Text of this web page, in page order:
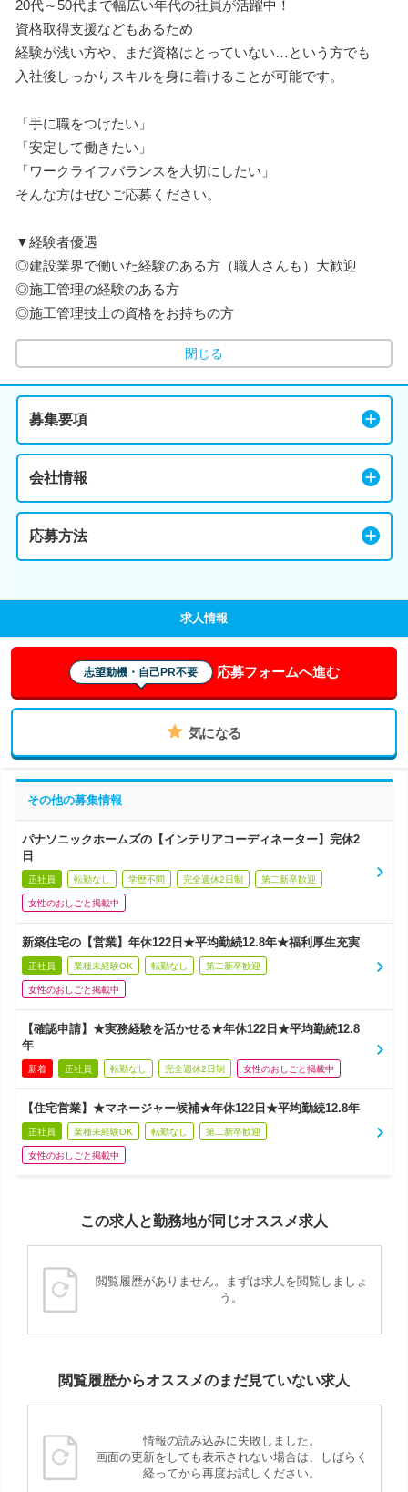
20代～50代まで幅広い年代の社員が活躍中！
資格取得支援などもあるため
経験が浅い方や、まだ資格はとっていない…という方でも
入社後しっかりスキルを身に着けることが可能です。
「手に職をつけたい」
「安定して働きたい」
「ワークライフバランスを大切にしたい」
そんな方はぜひご応募ください。
▼経験者優遇
◎建設業界で働いた経験のある方（職人さんも）大歓迎
◎施工管理の経験のある方
◎施工管理技士の資格をお持ちの方
閉じる
募集要項
会社情報
応募方法
求人情報
志望動機・自己PR不要 応募フォームへ進む
気になる
その他の募集情報
パナソニックホームズの【インテリアコーディネーター】完休2
日
正社員 転勤なし 学歴不問 完全週休2日制 第二新卒歓迎
女性のおしごと掲載中
新築住宅の【営業】年休122日★平均勤続12.8年★福利厚生充実
正社員 業種未経験OK 転勤なし 第二新卒歓迎
女性のおしごと掲載中
【確認申請】★実務経験を活かせる★年休122日★平均勤続12.8
年
新着 正社員 転勤なし 完全週休2日制 女性のおしごと掲載中
【住宅営業】★マネージャー候補★年休122日★平均勤続12.8年
正社員 業種未経験OK 転勤なし 第二新卒歓迎
女性のおしごと掲載中
この求人と勤務地が同じオススメ求人
閲覧履歴がありません。まずは求人を閲覧しましょ
う。
閲覧履歴からオススメのまだ見ていない求人
情報の読み込みに失敗しました。
画面の更新をしても表示されない場合は、しばらく
経ってから再度お試しください。